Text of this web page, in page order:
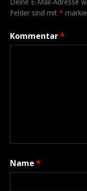
Felder sind mit *
Kommentar*
Name *